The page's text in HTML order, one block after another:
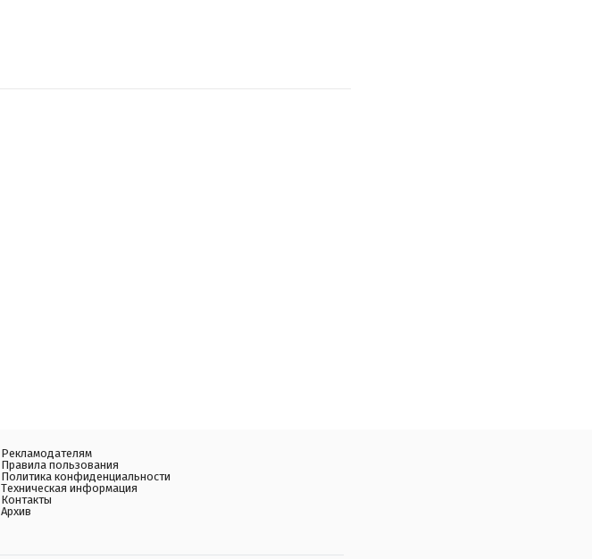
Рекламодателям
Правила пользования
Политика конфиденциальности
Техническая информация
Контакты
Архив